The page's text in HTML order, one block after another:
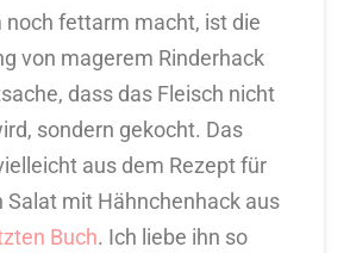
noch fettarm macht, ist die
von magerem Rinderhack
dass das Fleisch nicht
sondern gekocht. Das
aus dem Rezept für
Salat mit Hähnchenhack aus
Buch. Ich liebe ihn so